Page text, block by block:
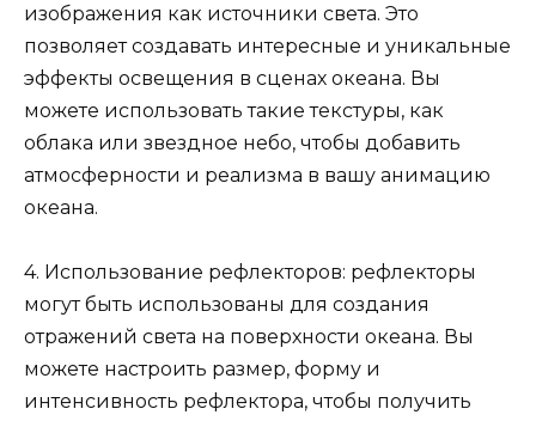
изображения как источники света. Это
позволяет создавать интересные и уникальные
эффекты освещения в сценах океана. Вы
можете использовать такие текстуры, как
облака или звездное небо, чтобы добавить
атмосферности и реализма в вашу анимацию
океана.
4. Использование рефлекторов: рефлекторы
могут быть использованы для создания
отражений света на поверхности океана. Вы
можете настроить размер, форму и
интенсивность рефлектора, чтобы получить